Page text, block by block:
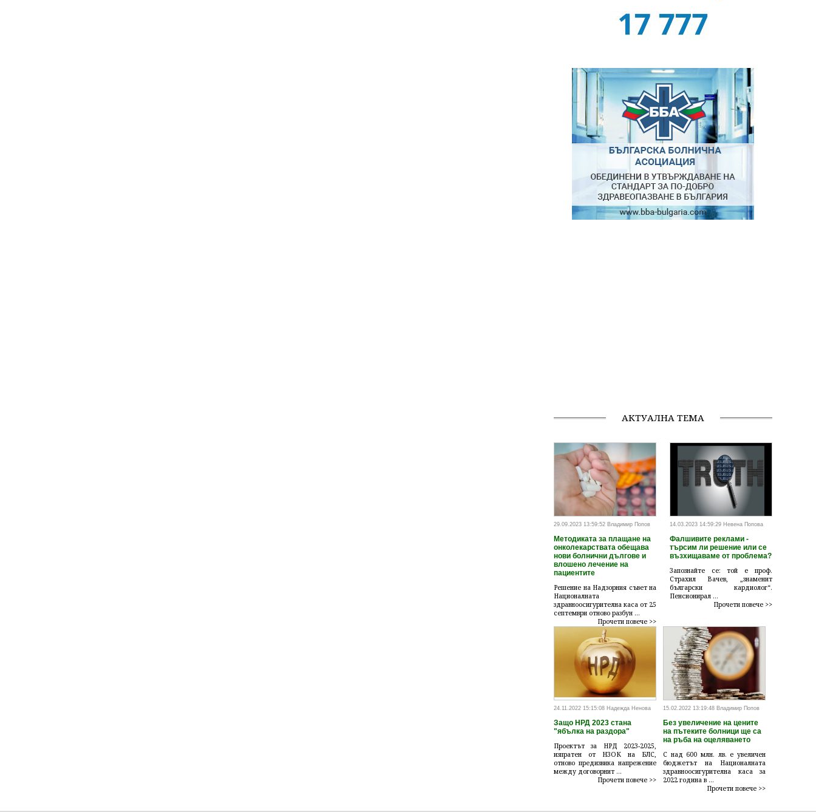
АКТУАЛНА ТЕМА
29.09.2023 13:59:52 Владимир Попов
Методиката за плащане на
онколекарствата обещава
нови болнични дългове и
влошено лечение на
пациентите
Решение на Надзорния съвет на
Националната
здравноосигурителна каса от 25
септември отново разбун ...
Прочети повече >>
14.03.2023 14:59:29 Невена Попова
Фалшивите реклами -
търсим ли решение или се
възхищаваме от проблема?
Запознайте се: той е проф.
Страхил Вачев, „знаменит
български кардиолог“.
Пенсионирал ...
Прочети повече >>
24.11.2022 15:15:08 Надежда Ненова
Защо НРД 2023 стана
"ябълка на раздора"
Проектът за НРД 2023-2025,
изпратен от НЗОК на БЛС,
отново предизвика напрежение
между договорнит ...
Прочети повече >>
15.02.2022 13:19:48 Владимир Попов
Без увеличение на цените
на пътеките болници ще са
на ръба на оцеляването
С над 600 млн. лв. е увеличен
бюджетът на Националната
здравноосигурителна каса за
2022 година в ...
Прочети повече >>